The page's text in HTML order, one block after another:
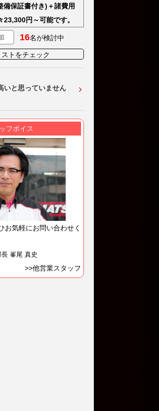
備保証書付き)＋諸費用
円～可能です。
16名が検討中
トをチェック
いと思っていません
フボイス
お気軽にお問い合わせく
峯尾 真史
>>他営業スタッフ